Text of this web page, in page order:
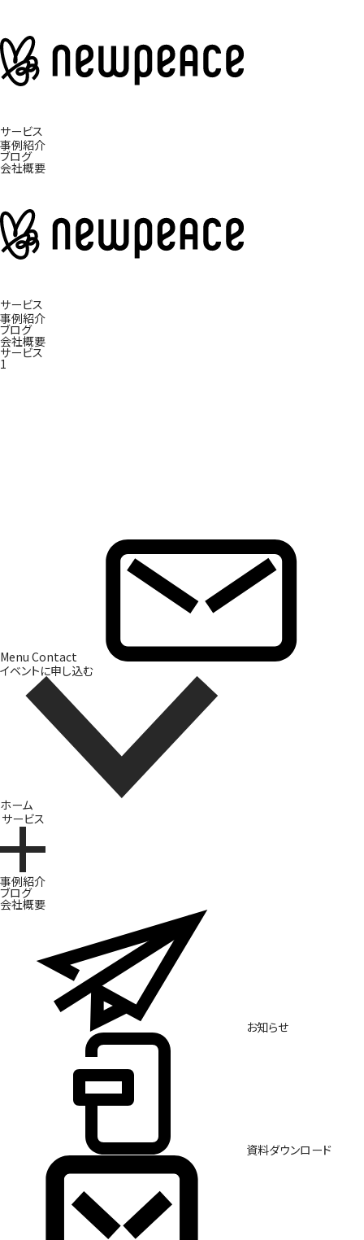
サービス
事例紹介
ブログ
会社概要
サービス
事例紹介
ブログ
会社概要
サービス
1
Menu Contact
イベントに申し込む
ホーム
サービス
ブランド開発
事例紹介
ブログ
会社概要
お知らせ
資料ダウンロード